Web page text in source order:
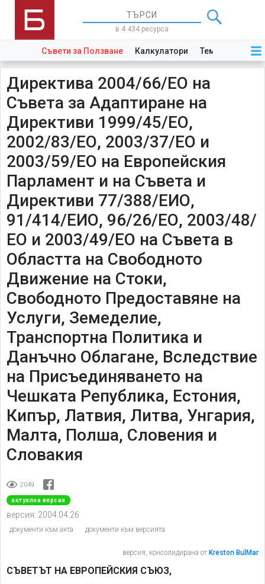
в 4 434 ресурса
Съвети за Ползване Калкулатори Теми Закони
Директива 2004/66/ЕО на
Съвета за Адаптиране на
Директиви 1999/45/ЕО,
2002/83/ЕО, 2003/37/ЕО и
2003/59/ЕО на Европейския
Парламент и на Съвета и
Директиви 77/388/ЕИО,
91/414/ЕИО, 96/26/ЕО, 2003/48/
ЕО и 2003/49/ЕО на Съвета в
Областта на Свободното
Движение на Стоки,
Свободното Предоставяне на
Услуги, Земеделие,
Транспортна Политика и
Данъчно Облагане, Вследствие
на Присъединяването на
Чешката Република, Естония,
Кипър, Латвия, Литва, Унгария,
Малта, Полша, Словения и
Словакия
2049
актуална версия
версия: 2004.04.26
документи към акта документи към версията
версия, консолидирана от Kreston BulMar
СЪВЕТЪТ НА ЕВРОПЕЙСКИЯ СЪЮЗ,